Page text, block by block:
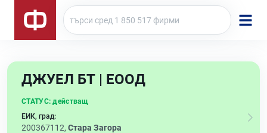
ДЖУЕЛ БТ | ЕООД
СТАТУС: действащ
ЕИК, град:
200367112, Стара Загора